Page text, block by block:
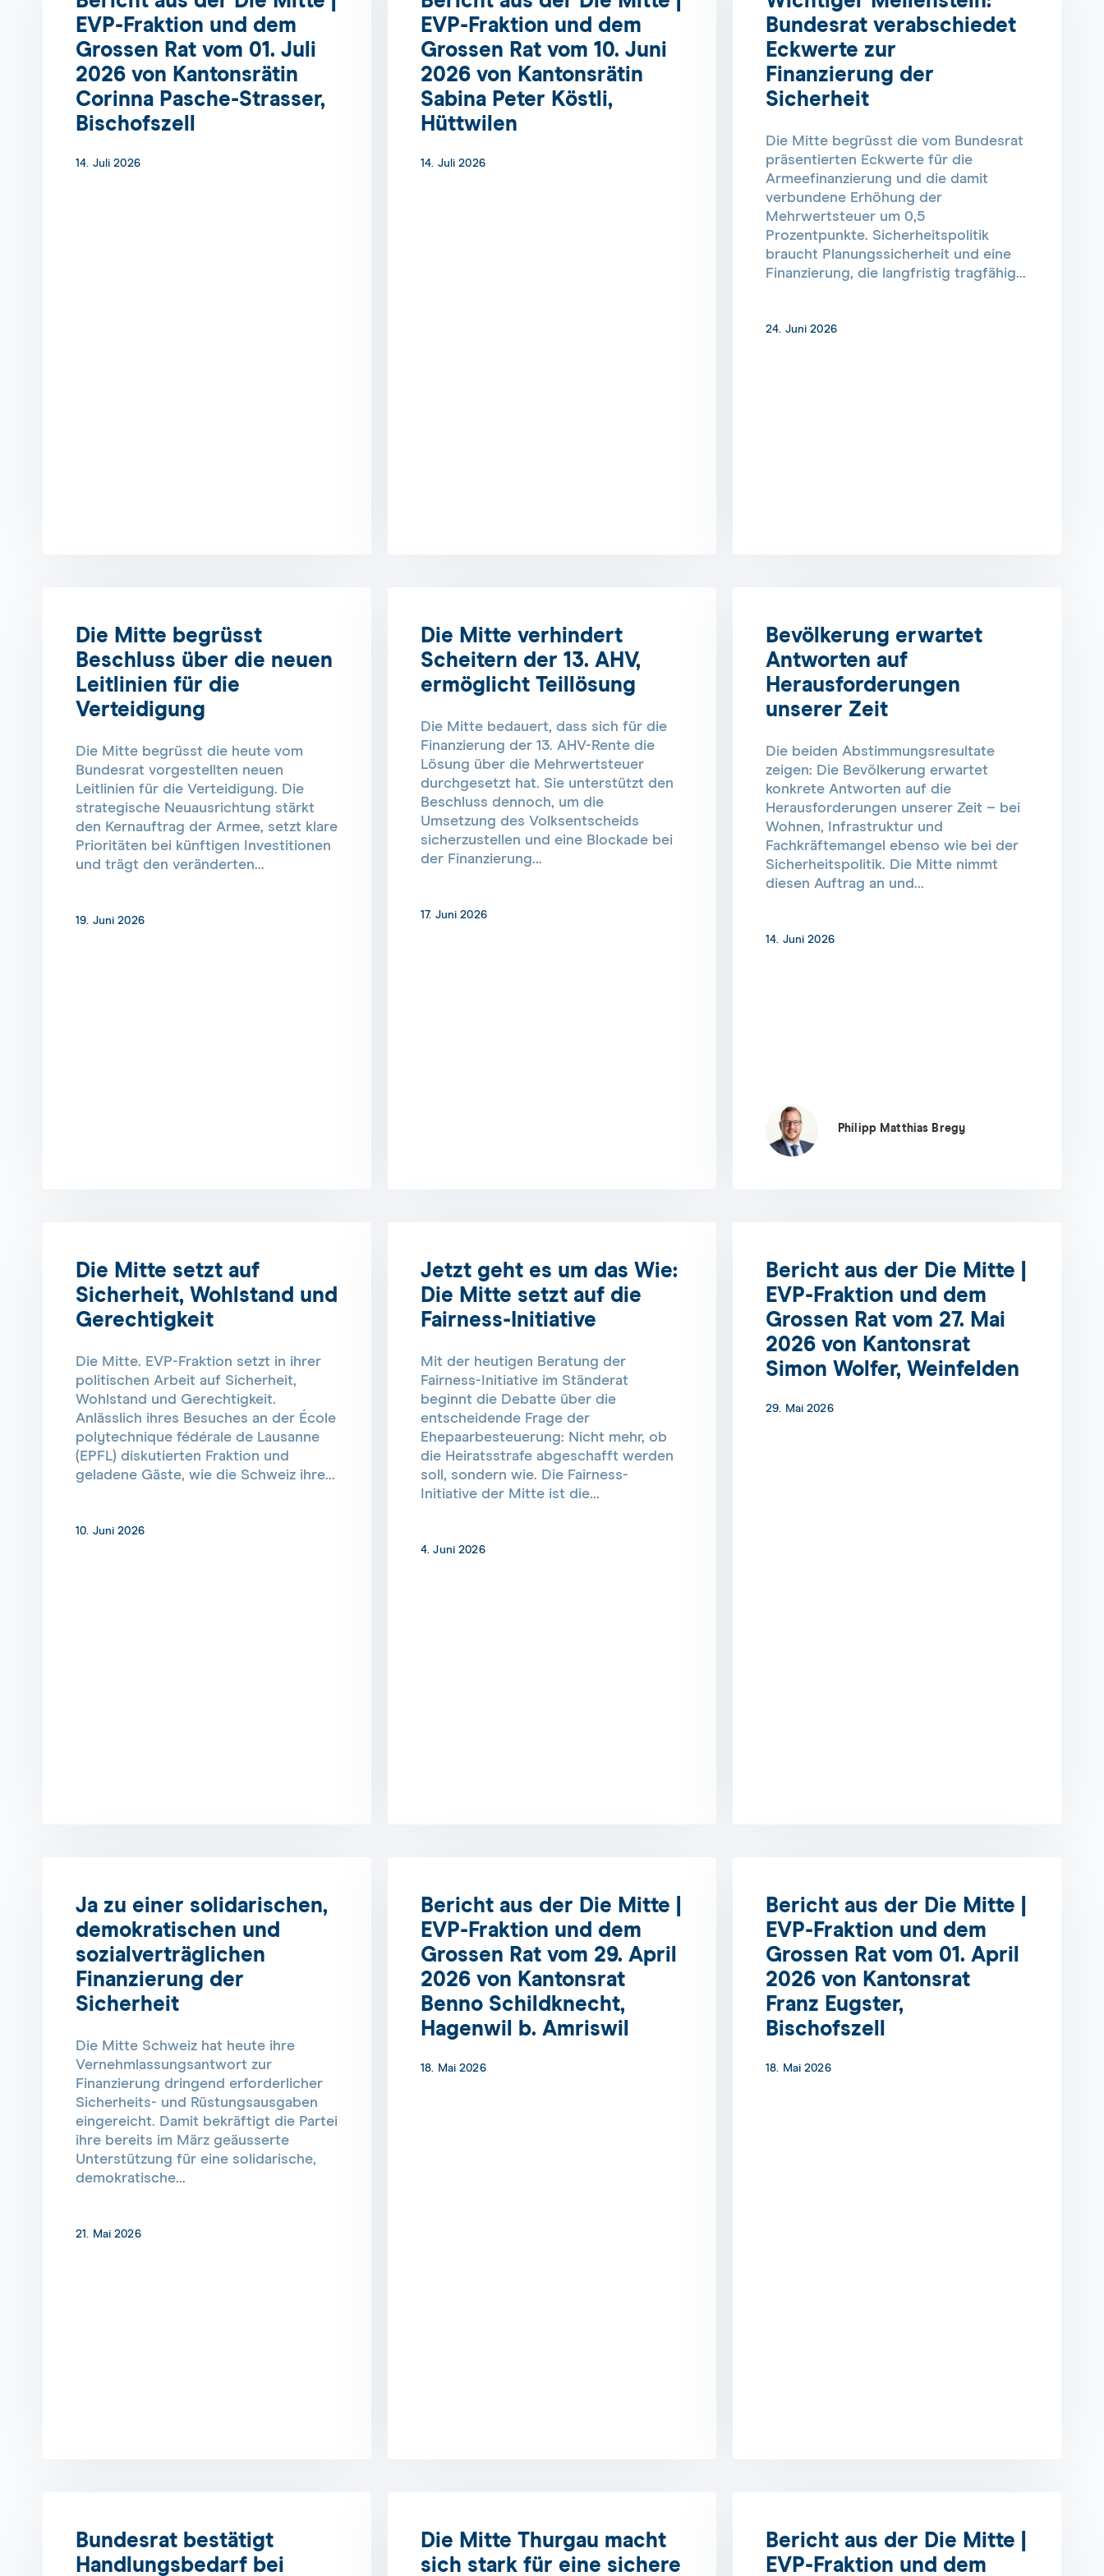
EVP-Fraktion und dem
Grossen Rat vom 01. Juli
2026 von Kantonsrätin
Corinna Pasche-Strasser,
Bischofszell
14. Juli 2026
EVP-Fraktion und dem
Grossen Rat vom 10. Juni
2026 von Kantonsrätin
Sabina Peter Köstli,
Hüttwilen
14. Juli 2026
Bundesrat verabschiedet
Eckwerte zur
Finanzierung der
Sicherheit
Die Mitte begrüsst die vom Bundesrat
präsentierten Eckwerte für die
Armeefinanzierung und die damit
verbundene Erhöhung der
Mehrwertsteuer um 0,5
Prozentpunkte. Sicherheitspolitik
braucht Planungssicherheit und eine
Finanzierung, die langfristig tragfähig...
24. Juni 2026
Die Mitte begrüsst
Beschluss über die neuen
Leitlinien für die
Verteidigung
Die Mitte begrüsst die heute vom
Bundesrat vorgestellten neuen
Leitlinien für die Verteidigung. Die
strategische Neuausrichtung stärkt
den Kernauftrag der Armee, setzt klare
Prioritäten bei künftigen Investitionen
und trägt den veränderten...
19. Juni 2026
Die Mitte verhindert
Scheitern der 13. AHV,
ermöglicht Teillösung
Die Mitte bedauert, dass sich für die
Finanzierung der 13. AHV-Rente die
Lösung über die Mehrwertsteuer
durchgesetzt hat. Sie unterstützt den
Beschluss dennoch, um die
Umsetzung des Volksentscheids
sicherzustellen und eine Blockade bei
der Finanzierung...
17. Juni 2026
Bevölkerung erwartet
Antworten auf
Herausforderungen
unserer Zeit
Die beiden Abstimmungsresultate
zeigen: Die Bevölkerung erwartet
konkrete Antworten auf die
Herausforderungen unserer Zeit – bei
Wohnen, Infrastruktur und
Fachkräftemangel ebenso wie bei der
Sicherheitspolitik. Die Mitte nimmt
diesen Auftrag an und...
14. Juni 2026
Philipp Matthias Bregy
Die Mitte setzt auf
Sicherheit, Wohlstand und
Gerechtigkeit
Die Mitte. EVP-Fraktion setzt in ihrer
politischen Arbeit auf Sicherheit,
Wohlstand und Gerechtigkeit.
Anlässlich ihres Besuches an der École
polytechnique fédérale de Lausanne
(EPFL) diskutierten Fraktion und
geladene Gäste, wie die Schweiz ihre...
10. Juni 2026
Jetzt geht es um das Wie:
Die Mitte setzt auf die
Fairness-Initiative
Mit der heutigen Beratung der
Fairness-Initiative im Ständerat
beginnt die Debatte über die
entscheidende Frage der
Ehepaarbesteuerung: Nicht mehr, ob
die Heiratsstrafe abgeschafft werden
soll, sondern wie. Die Fairness-
Initiative der Mitte ist die...
4. Juni 2026
Bericht aus der Die Mitte |
EVP-Fraktion und dem
Grossen Rat vom 27. Mai
2026 von Kantonsrat
Simon Wolfer, Weinfelden
29. Mai 2026
Ja zu einer solidarischen,
demokratischen und
sozialverträglichen
Finanzierung der
Sicherheit
Die Mitte Schweiz hat heute ihre
Vernehmlassungsantwort zur
Finanzierung dringend erforderlicher
Sicherheits- und Rüstungsausgaben
eingereicht. Damit bekräftigt die Partei
ihre bereits im März geäusserte
Unterstützung für eine solidarische,
demokratische...
21. Mai 2026
Bericht aus der Die Mitte |
EVP-Fraktion und dem
Grossen Rat vom 29. April
2026 von Kantonsrat
Benno Schildknecht,
Hagenwil b. Amriswil
18. Mai 2026
Bericht aus der Die Mitte |
EVP-Fraktion und dem
Grossen Rat vom 01. April
2026 von Kantonsrat
Franz Eugster,
Bischofszell
18. Mai 2026
Bundesrat bestätigt
Handlungsbedarf bei
Die Mitte Thurgau macht
sich stark für eine sichere
Bericht aus der Die Mitte |
EVP-Fraktion und dem